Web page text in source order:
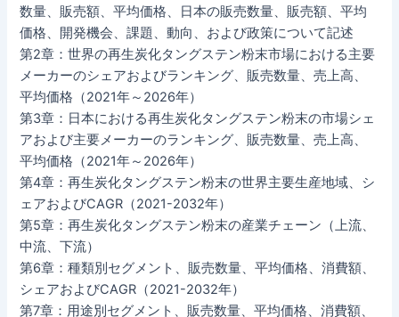
数量、販売額、平均価格、日本の販売数量、販売額、平均
価格、開発機会、課題、動向、および政策について記述
第2章：世界の再生炭化タングステン粉末市場における主要
メーカーのシェアおよびランキング、販売数量、売上高、
平均価格（2021年～2026年）
第3章：日本における再生炭化タングステン粉末の市場シェ
アおよび主要メーカーのランキング、販売数量、売上高、
平均価格（2021年～2026年）
第4章：再生炭化タングステン粉末の世界主要生産地域、シ
ェアおよびCAGR（2021-2032年）
第5章：再生炭化タングステン粉末の産業チェーン（上流、
中流、下流）
第6章：種類別セグメント、販売数量、平均価格、消費額、
シェアおよびCAGR（2021-2032年）
第7章：用途別セグメント、販売数量、平均価格、消費額、